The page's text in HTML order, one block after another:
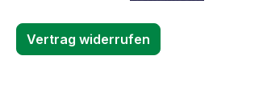
Vertrag widerrufen